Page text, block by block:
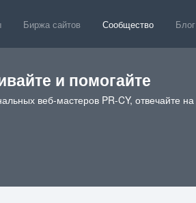
Биржа сайтов Сообщество Блог
и помогайте
веб-мастеров PR-CY, отвечайте на